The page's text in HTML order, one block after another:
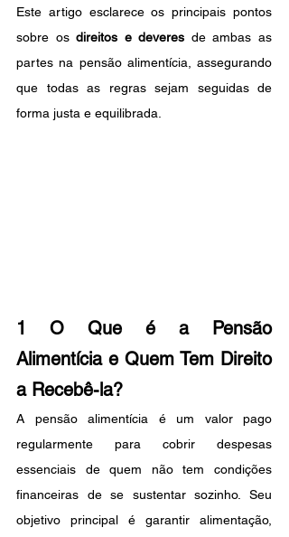
Este artigo esclarece os principais pontos
sobre os direitos e deveres de ambas as
partes na pensão alimentícia, assegurando
que todas as regras sejam seguidas de
forma justa e equilibrada.
1 O Que é a Pensão
Alimentícia e Quem Tem Direito
a Recebê-la?
A pensão alimentícia é um valor pago
regularmente para cobrir despesas
essenciais de quem não tem condições
financeiras de se sustentar sozinho. Seu
objetivo principal é garantir alimentação,